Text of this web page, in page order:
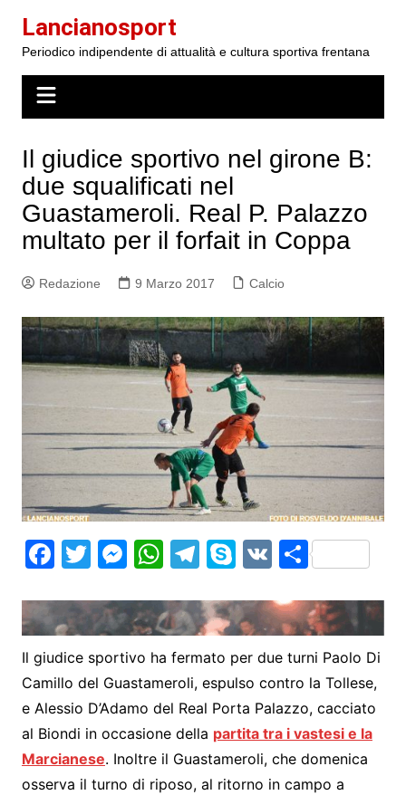
contenuto
Lancianosport
Periodico indipendente di attualità e cultura sportiva frentana
Il giudice sportivo nel girone B:
due squalificati nel
Guastameroli. Real P. Palazzo
multato per il forfait in Coppa
Redazione 9 Marzo 2017 Calcio
F
c
e
b
o
o
k
T
itt
er
M
s
s
e
n
g
er
W
at
s
A
p
p
T
e
gr
a
m
S
y
p
e
V S
ar
e
Il giudice sportivo ha fermato per due turni Paolo Di
Camillo del Guastameroli, espulso contro la Tollese,
e Alessio D’Adamo del Real Porta Palazzo, cacciato
al Biondi in occasione della partita tra i vastesi e la
Marcianese. Inoltre il Guastameroli, che domenica
osserva il turno di riposo, al ritorno in campo a